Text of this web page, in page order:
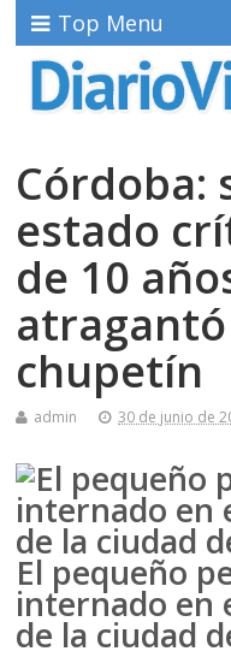
Top Menu
Córdoba:
estado
de 10
chupetín
admin 30 de junio de
El pequeño
internado en
de la ciudad